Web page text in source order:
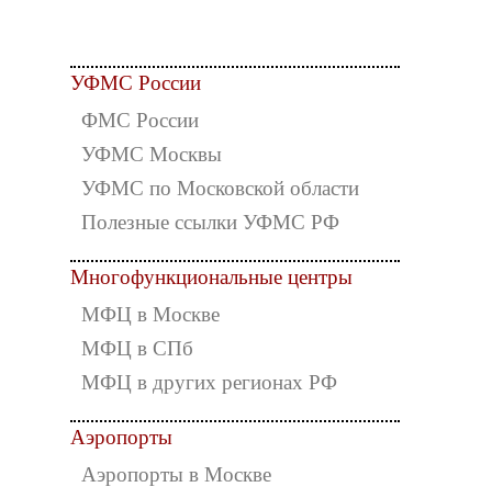
УФМС России
ФМС России
УФМС Москвы
УФМС по Московской области
Полезные ссылки УФМС РФ
Многофункциональные центры
МФЦ в Москве
МФЦ в СПб
МФЦ в других регионах РФ
Аэропорты
Аэропорты в Москве